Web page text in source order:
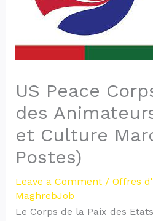
US Peace
des
et Culture
Postes)
Leave a Comment / Offres
MaghrebJob
Le Corps de la Paix des